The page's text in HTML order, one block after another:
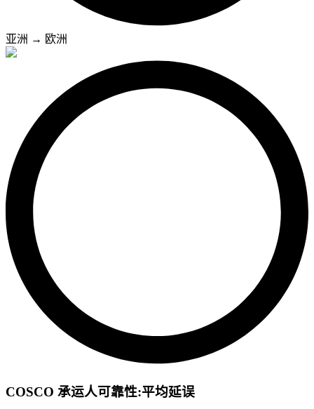
亚洲 → 欧洲
COSCO 承运人可靠性:平均延误